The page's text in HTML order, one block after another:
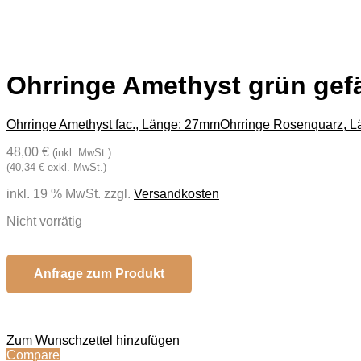
Ohrringe Amethyst grün
Ohrringe Amethyst fac., Länge: 27mmOhrringe Rosenquarz,
48,00 € (inkl. MwSt.)
(40,34 € exkl. MwSt.)
inkl. 19 % MwSt. zzgl. Versandkosten
Nicht vorrätig
Anfrage zum Produkt
Zum Wunschzettel hinzufügen
Compare